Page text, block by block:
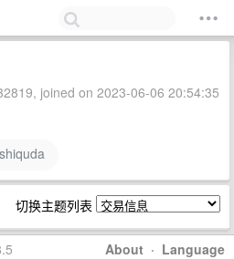
joined on 2023-06-06 20:54:35
shiquda
切换主题列表
About · Language